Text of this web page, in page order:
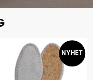
NYHET